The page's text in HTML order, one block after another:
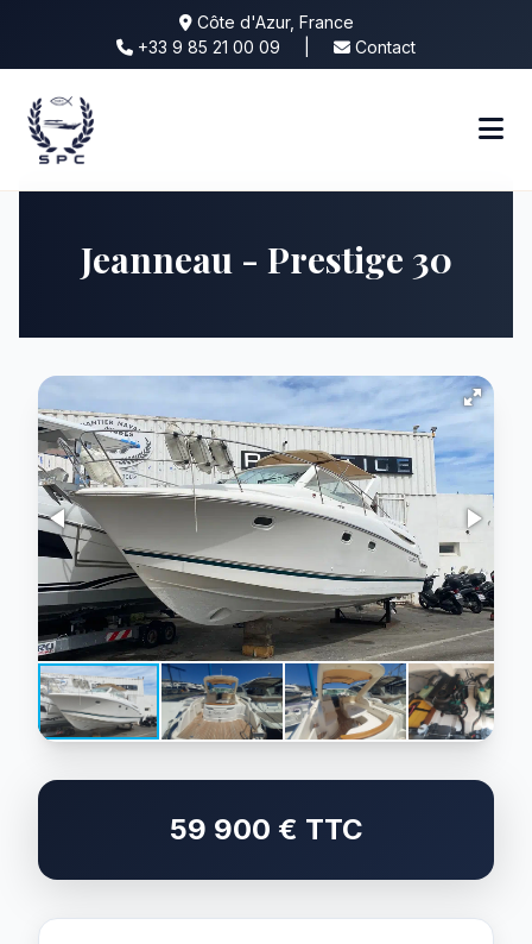
Côte d'Azur, France
+33 9 85 21 00 09
Contact
Jeanneau - Prestige 30
59 900 € TTC